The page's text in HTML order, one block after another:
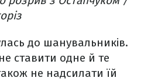
до шанувальників.
ставити одне й те
не надсилати їй